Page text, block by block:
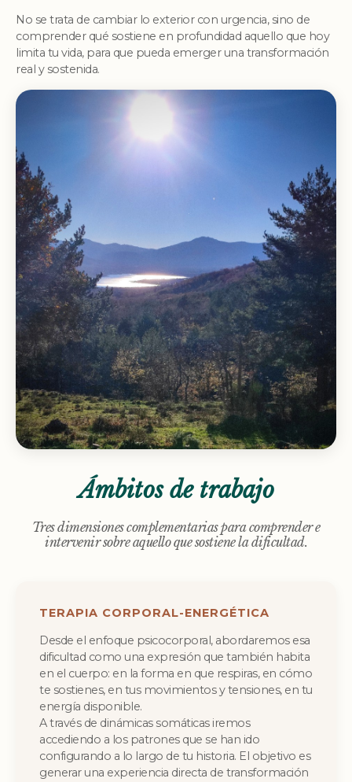
No se trata de cambiar lo exterior con urgencia, sino de
comprender qué sostiene en profundidad aquello que hoy
limita tu vida, para que pueda emerger una transformación
real y sostenida.
Ámbitos de trabajo
Tres dimensiones complementarias para comprender e
intervenir sobre aquello que sostiene la dificultad.
TERAPIA CORPORAL-ENERGÉTICA
Desde el enfoque psicocorporal, abordaremos esa
dificultad como una expresión que también habita
en el cuerpo: en la forma en que respiras, en cómo
te sostienes, en tus movimientos y tensiones, en tu
energía disponible.
A través de dinámicas somáticas iremos
accediendo a los patrones que se han ido
configurando a lo largo de tu historia. El objetivo es
generar una experiencia directa de transformación